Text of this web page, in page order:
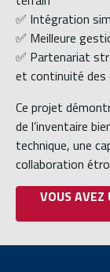
✅ Intégration
✅ Meilleure
✅ Partenariat
et continuité des
Ce projet
de l’inventaire
technique, une
collaboration
VOUS AVEZ